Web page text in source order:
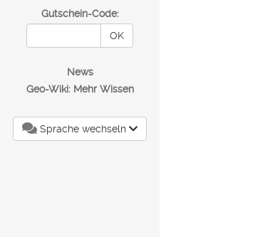
Gutschein-Code:
OK
News
Geo-Wiki: Mehr Wissen
Sprache wechseln